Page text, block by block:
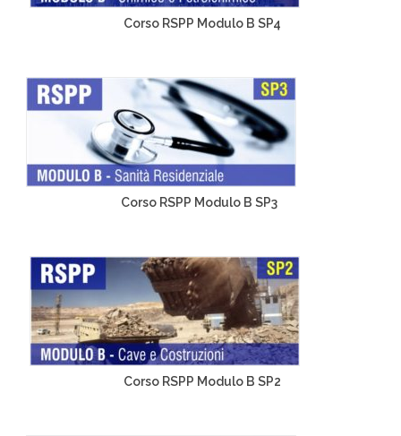
Corso RSPP Modulo B SP4
Corso RSPP Modulo B SP3
Corso RSPP Modulo B SP2